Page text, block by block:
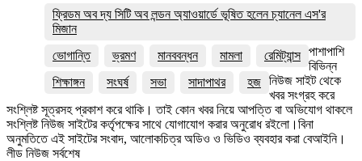
ফ্রিডম অব দ্য সিটি অব লন্ডন অ্যাওয়ার্ডে ভূষিত হলেন চ্যানেল এস'র
মিজান
ভোগান্তি
ভ্রমণ মানববন্ধন মামলা
রেমিট্যান্স
শিক্ষাঙ্গন
সংঘর্ষ সভা সাদাপাথর হজ
পাশাপাশি
বিভিন্ন
নিউজ সাইট থেকে
খবর সংগ্রহ করে
সংশ্লিষ্ট সূত্রসহ প্রকাশ করে থাকি। তাই কোন খবর নিয়ে আপত্তি বা অভিযোগ থাকলে
সংশ্লিষ্ট নিউজ সাইটের কর্তৃপক্ষের সাথে যোগাযোগ করার অনুরোধ রইলো।বিনা
অনুমতিতে এই সাইটের সংবাদ, আলোকচিত্র অডিও ও ভিডিও ব্যবহার করা বেআইনি।
লীড নিউজ সর্বশেষ